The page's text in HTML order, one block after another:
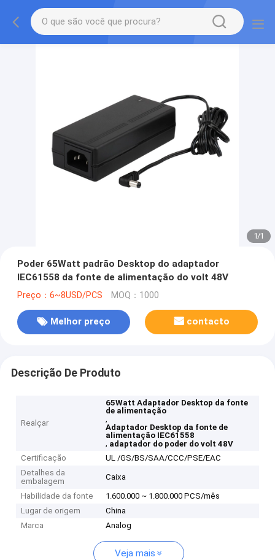
1/1
Poder 65Watt padrão Desktop do adaptador
IEC61558 da fonte de alimentação do volt 48V
Preço：6~8USD/PCS MOQ：1000
Melhor preço contacto
Descrição De Produto
Realçar
65Watt Adaptador Desktop da fonte
de alimentação
,
Adaptador Desktop da fonte de
alimentação IEC61558
, adaptador do poder do volt 48V
Certificação
UL /GS/BS/SAA/CCC/PSE/EAC
Detalhes da
embalagem
Caixa
Habilidade da fonte
1.600.000 ~ 1.800.000 PCS/mês
Lugar de origem
China
Marca
Analog
Veja mais